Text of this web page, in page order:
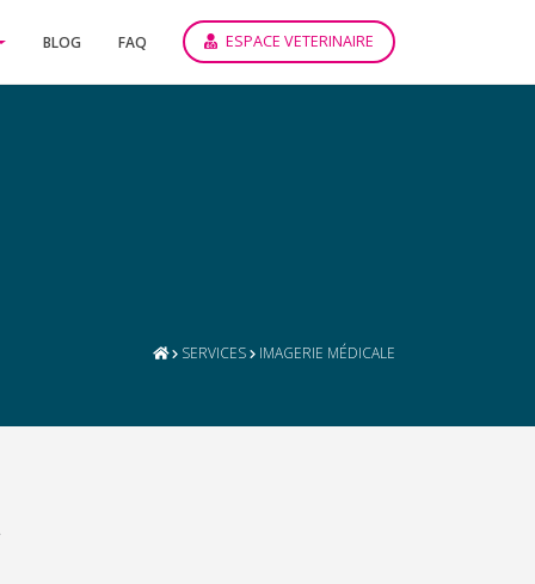
BLOG FAQ ESPACE VETERINAIRE
SERVICES IMAGERIE MÉDICALE